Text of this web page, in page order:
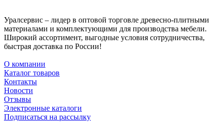
Уралсервис – лидер в оптовой торговле древесно-плитными
материалами и комплектующими для производства мебели.
Широкий ассортимент, выгодные условия сотрудничества,
быстрая доставка по России!
О компании
Каталог товаров
Контакты
Новости
Отзывы
Электронные каталоги
Подписаться на рассылку